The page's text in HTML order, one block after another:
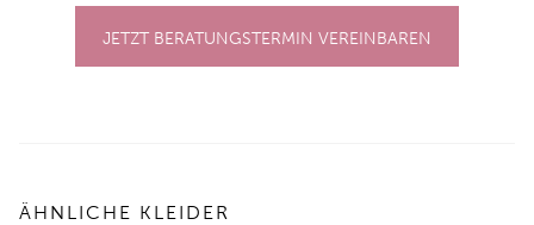
JETZT BERATUNGSTERMIN VEREINBAREN
ÄHNLICHE KLEIDER